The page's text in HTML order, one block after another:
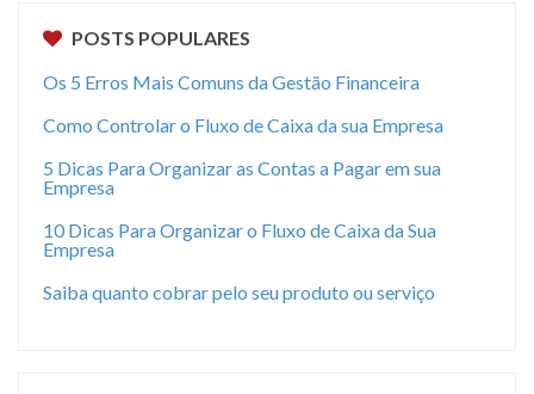
POSTS POPULARES
Os 5 Erros Mais Comuns da Gestão Financeira
Como Controlar o Fluxo de Caixa da sua Empresa
5 Dicas Para Organizar as Contas a Pagar em sua
Empresa
10 Dicas Para Organizar o Fluxo de Caixa da Sua
Empresa
Saiba quanto cobrar pelo seu produto ou serviço